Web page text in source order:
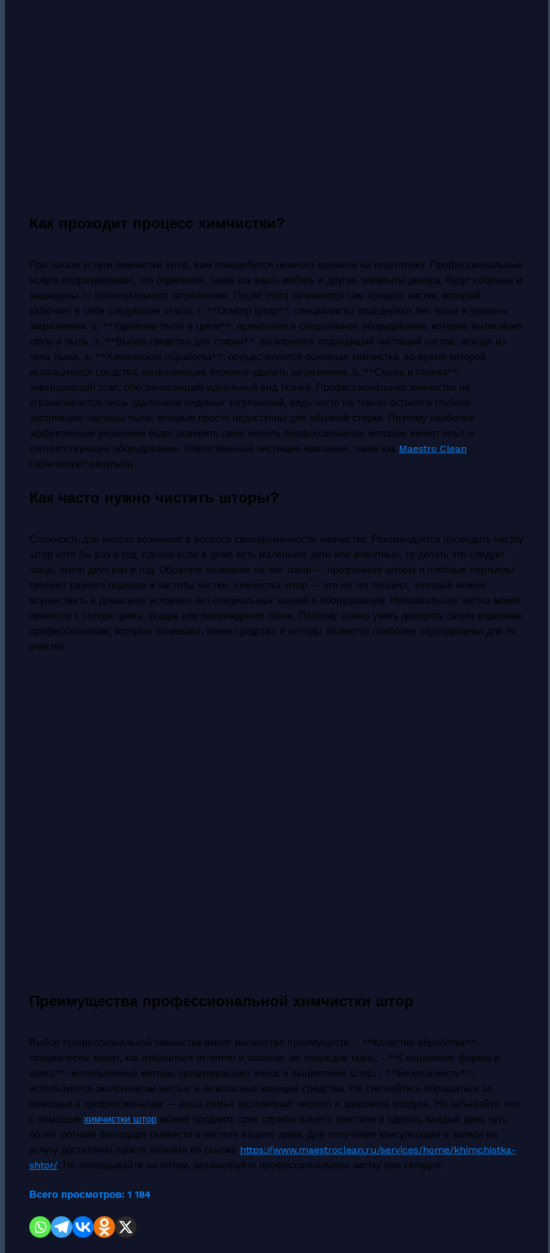
Как проходит процесс химчистки?
При заказе услуги химчистки штор, вам понадобится немного времени на подготовку. Профессиональные
услуги подразумевают, что отделения, такие как ваша мебель и другие элементы декора, будут собраны и
защищены от потенциального загрязнения. После этого начинается сам процесс чистки, который
включает в себя следующие этапы: 1. **Осмотр штор**: специалисты определяют тип ткани и уровень
загрязнения. 2. **Удаление пыли и грязи**: применяется специальное оборудование, которое вытягивает
грязь и пыль. 3. **Выбор средства для стирки**: выбирается подходящий чистящий состав, исходя из
типа ткани. 4. **Химическая обработка**: осуществляется основная химчистка, во время которой
используются средства, позволяющие бережно удалить загрязнения. 5. **Сушка и глажка**:
завершающий этап, обеспечивающий идеальный вид тканей. Профессиональная химчистка не
ограничивается лишь удалением видимых загрязнений, ведь часто на тканях остаются глубоко
застрявшие частицы пыли, которые просто недоступны для обычной стирки. Поэтому наиболее
эффективным решением будет доверить свою мебель профессионалам, которые имеют опыт и
соответствующее оборудование. Ответственные чистящие компании, такие как Maestro Clean,
гарантируют результат.
Как часто нужно чистить шторы?
Сложность для многих возникает в вопросе своевременности химчистки. Рекомендуется проводить чистку
штор хотя бы раз в год, однако если в доме есть маленькие дети или животные, то делать это следует
чаще, около двух раз в год. Обратите внимание на тип ткани — прозрачные шторы и плотные портьеры
требуют разного подхода и частоты чистки. Химчистка штор — это не тот процесс, который можно
осуществить в домашних условиях без специальных знаний и оборудования. Неправильная чистка может
привести к потере цвета, усадке или повреждению ткани. Поэтому важно уметь доверять своим изделиям
профессионалам, которые понимают, какие средства и методы являются наиболее подходящими для их
очистки.
Преимущества профессиональной химчистки штор
Выбор профессиональной химчистки имеет множество преимуществ: - **Качество обработки**:
специалисты знают, как избавиться от пятен и запахов, не повредив ткань; - **Сохранение формы и
цвета**: используемые методы предотвращают износ и выцветание штор; - **Безопасность**:
используются экологически чистые и безопасные моющие средства. Не стесняйтесь обращаться за
помощью к профессионалам — ваша семья заслуживает чистого и здорового воздуха. Не забывайте, что
с помощью химчистки штор можно продлить срок службы вашего текстиля и сделать каждый день чуть
более уютным благодаря свежести и чистоте вашего дома. Для получения консультации и записи на
услугу достаточно просто перейти по ссылке https://www.maestroclean.ru/services/home/khimchistka-
shtor/. Не откладывайте на потом, запланируйте профессиональную чистку уже сегодня!
Всего просмотров: 1 184